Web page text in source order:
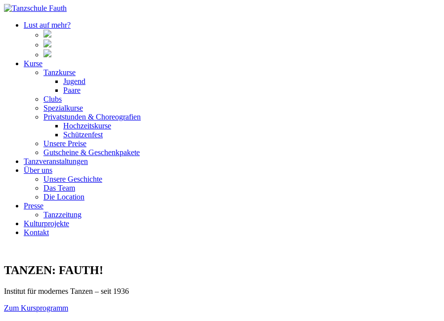
Lust auf mehr?
Kurse
Tanzkurse
Jugend
Paare
Clubs
Spezialkurse
Privatstunden & Choreografien
Hochzeitskurse
Schützenfest
Unsere Preise
Gutscheine & Geschenkpakete
Tanzveranstaltungen
Über uns
Unsere Geschichte
Das Team
Die Location
Presse
Tanzzeitung
Kulturprojekte
Kontakt
TANZEN: FAUTH!
Institut für modernes Tanzen – seit 1936
Zum Kursprogramm